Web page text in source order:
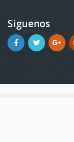
Siguenos